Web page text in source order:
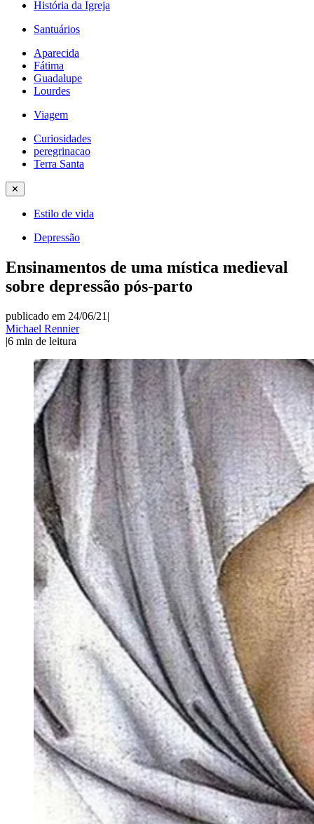
História da Igreja
Santuários
Aparecida
Fátima
Guadalupe
Lourdes
Viagem
Curiosidades
peregrinacao
Terra Santa
✕
Estilo de vida
Depressão
Ensinamentos de uma mística medieval
sobre depressão pós-parto
publicado em 24/06/21 |
Michael Rennier
|6 min de leitura